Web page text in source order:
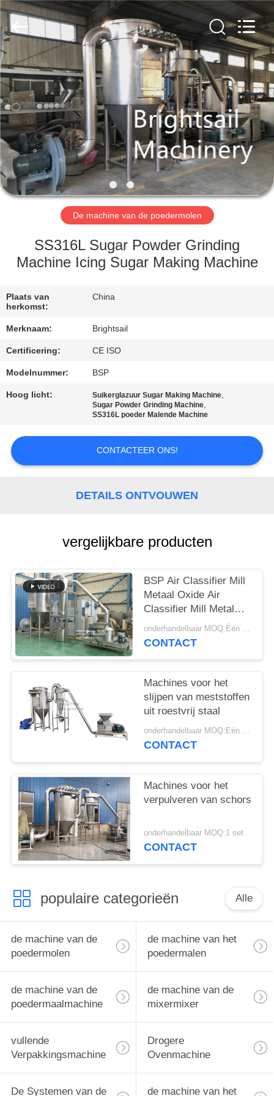
HUIS
PRODUCTEN
VIDEOS
ONGEVEER
ONS
FABRIEKSRONDLEIDING
KWALITEITSCONTROLE
CONTACTEER
ONS
NIEUWS
SITEMAP
2026
Jiangyin
Brightsail
Machinery
Co.,Ltd..
All
Rights
Reserved.
De machine van de poedermolen
SS316L Sugar Powder Grinding
Machine Icing Sugar Making Machine
Plaats van
herkomst:
China
Merknaam: Brightsail
Certificering: CE ISO
Modelnummer: BSP
Hoog licht: Suikerglazuur Sugar Making Machine,
Sugar Powder Grinding Machine,
SS316L poeder Malende Machine
CONTACTEER ONS!
DETAILS ONTVOUWEN
vergelijkbare producten
BSP Air Classifier Mill
Metaal Oxide Air
Classifier Mill Metal
Oxide ACM Ggrinder
van Brightsail
onderhandelbaar MOQ:Één reeks
CONTACT
Machines voor het
slijpen van meststoffen
uit roestvrij staal
onderhandelbaar MOQ:Eén set
CONTACT
Machines voor het
verpulveren van schors
onderhandelbaar MOQ:1 set
CONTACT
populaire categorieën Alle
de machine van de
poedermolen
de machine van het
poedermalen
de machine van de
poedermaalmachine
de machine van de
mixermixer
vullende
Verpakkingsmachine
Drogere
Ovenmachine
De Systemen van de de machine van het